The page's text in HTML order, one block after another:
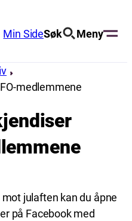
Min SideSøk Meny
medlemmene
julaften kan du åpne
på Facebook med